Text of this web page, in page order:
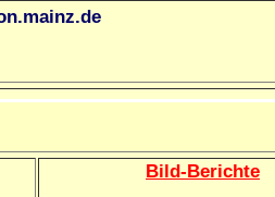
Bild-Berichte